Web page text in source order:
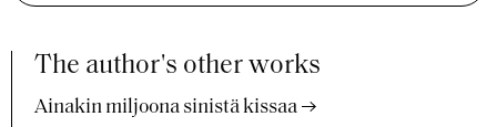
The author's other works
Ainakin miljoona sinistä kissaa